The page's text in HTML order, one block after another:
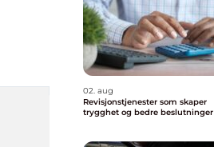
02. aug
Revisjonstjenester som skaper
trygghet og bedre beslutninger